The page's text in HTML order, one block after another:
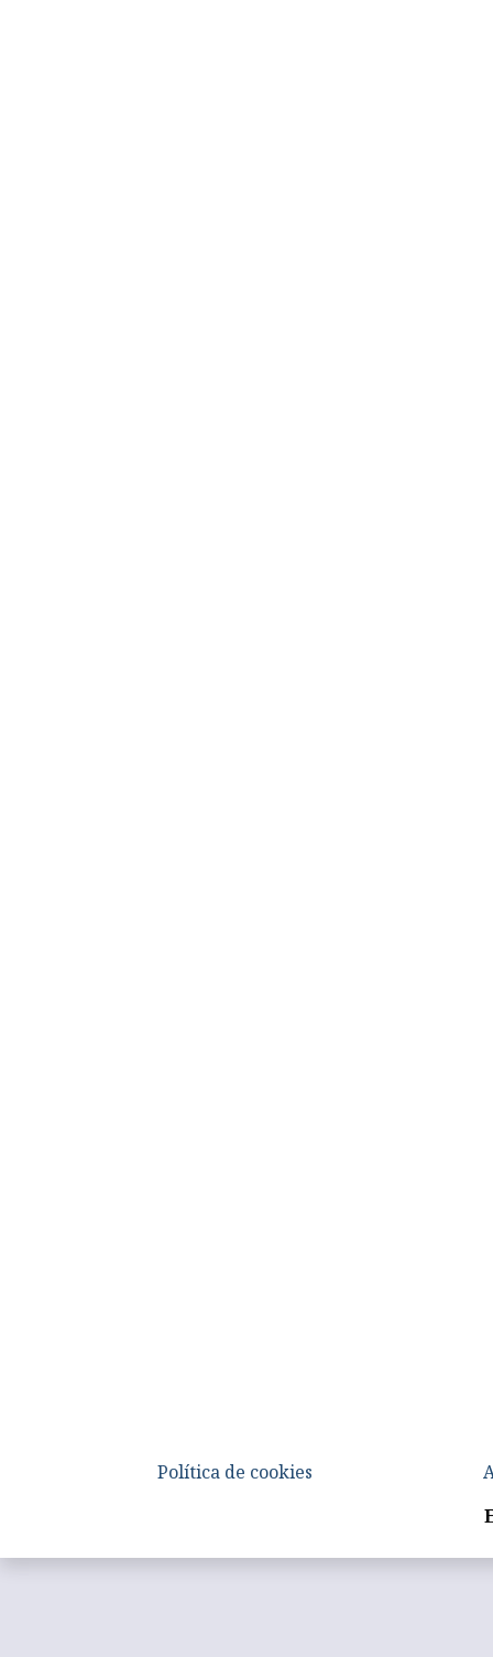
Política de cookies